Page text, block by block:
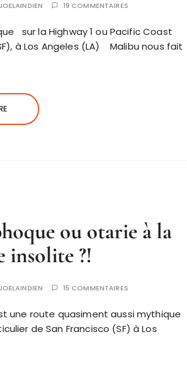
JOELAINDIEN 19 COMMENTAIRES
sur la Highway 1 ou Pacific Coast
à Los Angeles (LA) Malibu nous fait
ou otarie à la
insolite ?!
JOELAINDIEN 15 COMMENTAIRES
une route quasiment aussi mythique
de San Francisco (SF) à Los